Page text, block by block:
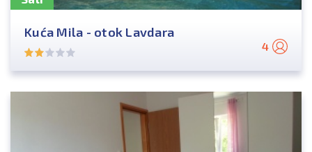
Kuća Mila - otok Lavdara
4